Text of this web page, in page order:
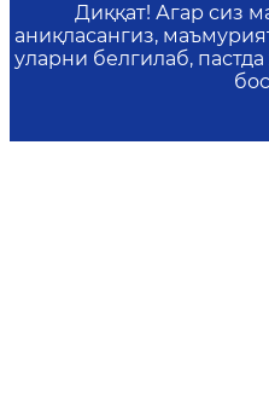
Диққат! Агар сиз
аниқласангиз,
уларни белгилаб,